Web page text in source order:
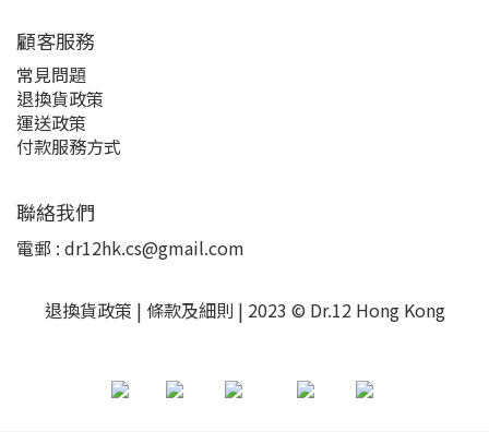
顧客服務
常見問題
退換貨政策
運送政策
付款服務方式
聯絡我們
電郵 : dr12hk.cs@gmail.com
退換貨政策 | 條款及細則 | 2023 © Dr.12 Hong Kong